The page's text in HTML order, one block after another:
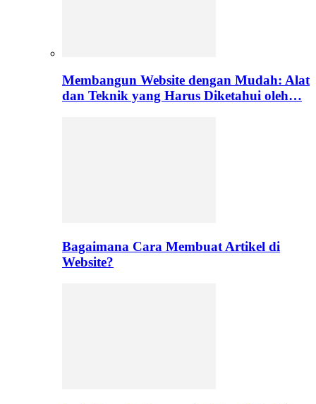
Membangun Website dengan Mudah: Alat
dan Teknik yang Harus Diketahui oleh…
Bagaimana Cara Membuat Artikel di
Website?